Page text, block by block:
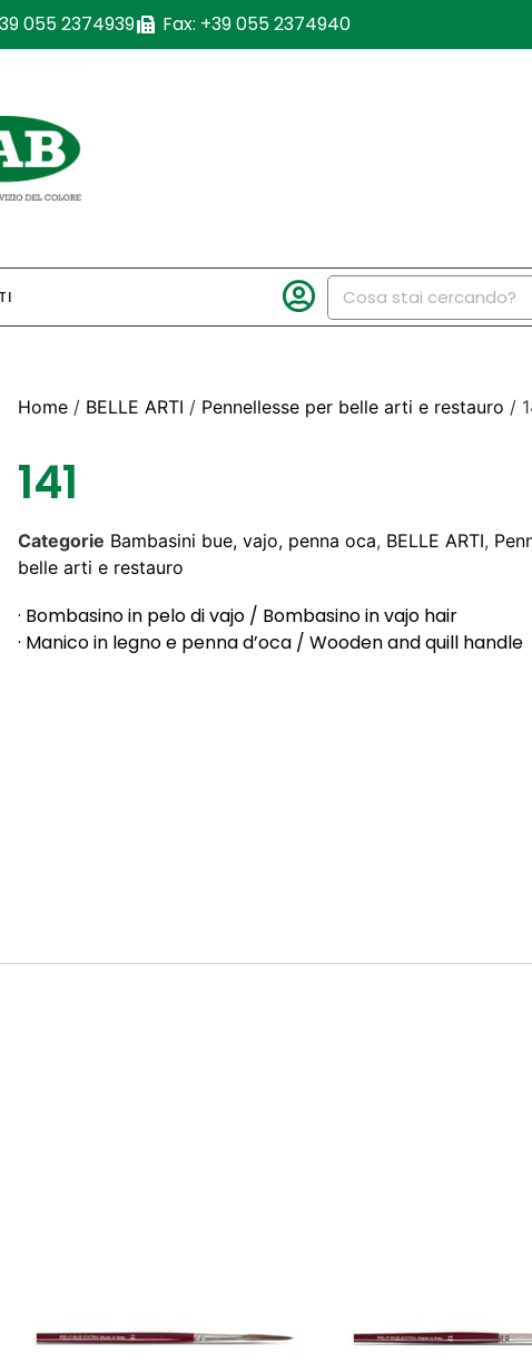
055 2374939 Fax: +39 055 2374940
Home / BELLE ARTI / Pennellesse per belle arti e restauro /
141
Categorie Bambasini bue, vajo, penna oca, BELLE ARTI,
belle arti e restauro
· Bombasino in pelo di vajo / Bombasino in vajo hair
· Manico in legno e penna d’oca / Wooden and quill handle